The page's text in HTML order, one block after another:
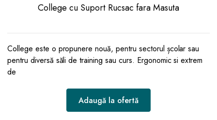
College cu Suport Rucsac fara Masuta
College este o propunere nouă, pentru sectorul școlar sau
pentru diversă săli de training sau curs. Ergonomic si extrem
de
Adaugă la ofertă